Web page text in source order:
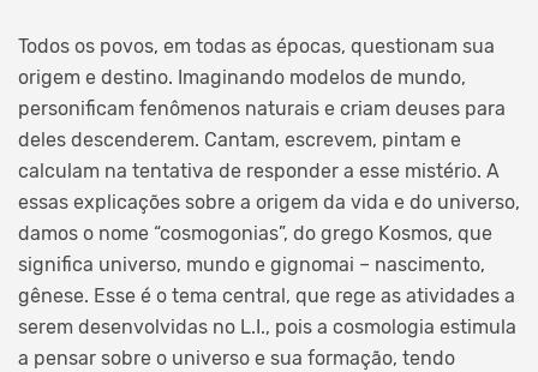
Todos os povos, em todas as épocas, questionam sua
origem e destino. Imaginando modelos de mundo,
personificam fenômenos naturais e criam deuses para
deles descenderem. Cantam, escrevem, pintam e
calculam na tentativa de responder a esse mistério. A
essas explicações sobre a origem da vida e do universo,
damos o nome “cosmogonias”, do grego Kosmos, que
significa universo, mundo e gignomai – nascimento,
gênese. Esse é o tema central, que rege as atividades a
serem desenvolvidas no L.I., pois a cosmologia estimula
a pensar sobre o universo e sua formação, tendo